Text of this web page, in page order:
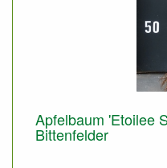
Apfelbaum 'Etoilee
Bittenfelder